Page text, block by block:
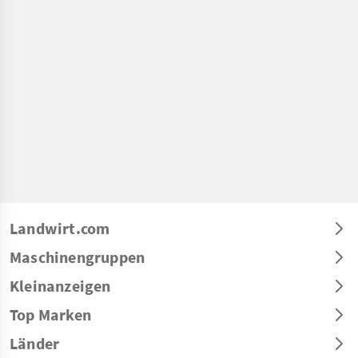
Landwirt.com
Maschinengruppen
Kleinanzeigen
Top Marken
Länder